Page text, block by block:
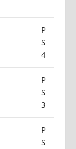
P
S
4
P
S
3
P
S